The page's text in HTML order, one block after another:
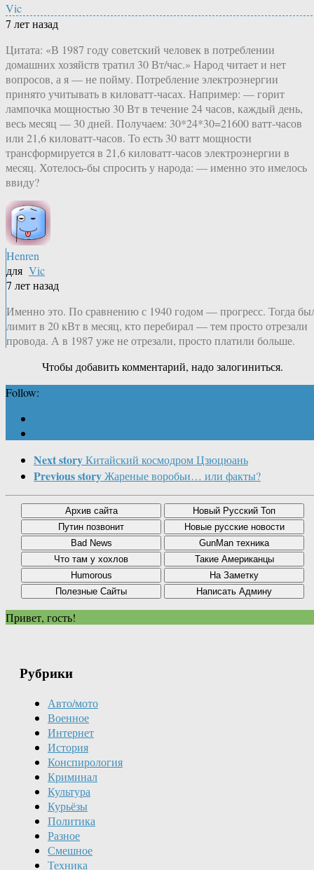
Vic
7 лет назад
Цитата: «В 1987 году советский человек в потреблении
домашних хозяйств тратил 30 Вт/час.» Народ читает и нет
вопросов, а я — не пойму. Потребление электроэнергии
принято учитывать в киловатт-часах. Например: — горит
лампочка мощностью 30 Вт в течение 24 часов, каждый день,
весь месяц — 30 дней. Получаем: 30*24*30=21600 ватт-часов
или 21,6 киловатт-часов. То есть 30 ватт мощности
трансформируется в 21,6 киловатт-часов электроэнергии в
месяц. Хотелось-бы спросить у народа: — именно это имелось
ввиду?
Henren
для Vic
7 лет назад
Именно это. По сравнению с 1940 годом — прогресс. Тогда
лимит в 20 кВт в месяц, кто перебирал — тем просто отрезали
провода. А в 1987 уже не отрезали, просто платили больше.
Чтобы добавить комментарий, надо залогиниться.
Follow:
Next storyКитайский космодром Цзюцюань
Previous storyЖареные воробьи… или факты?
Привет, гость!
Рубрики
Авто/мото
Военное
Интернет
История
Конспирология
Криминал
Культура
Курьёзы
Политика
Разное
Смешное
Техника